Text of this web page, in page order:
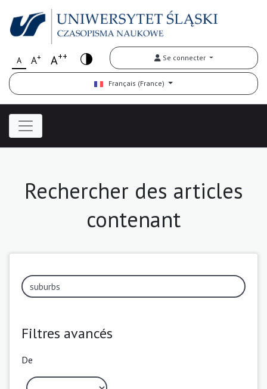
A A+ A++ Se connecter
Français (France)
Rechercher des articles
contenant
Filtres avancés
De